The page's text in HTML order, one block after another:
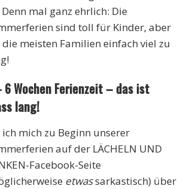
mal ganz ehrlich: Die
sind toll für Kinder, aber
meisten Familien einfach viel zu
6 Wochen Ferienzeit – das ist
lang!
ich mich zu Beginn unserer
auf der LÄCHELN UND
Facebook-Seite
etwassarkastisch) über